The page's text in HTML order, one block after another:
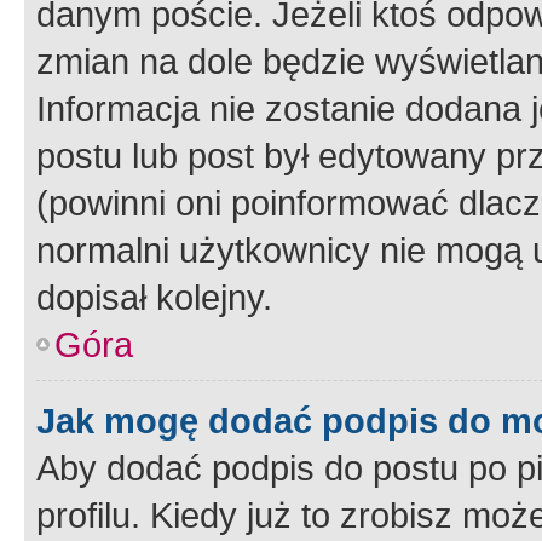
danym poście. Jeżeli ktoś
zmian na dole będzie
Informacja nie zostanie dodana
postu lub post był edytowany
(powinni oni poinformować
normalni użytkownicy nie
dopisał kolejny.
Góra
Jak mogę dodać podpis do
Aby dodać podpis do postu po
profilu. Kiedy już to zrobisz